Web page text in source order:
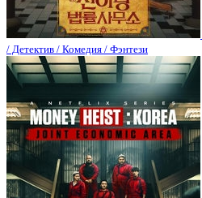
/ Детектив / Комедия / Фэнтези